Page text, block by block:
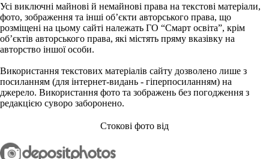
Усі виключні майнові й немайнові права на текстові матеріали,
фото, зображення та інші об’єкти авторського права, що
розміщені на цьому сайті належать ГО “Смарт освіта”, крім
об’єктів авторського права, які містять пряму вказівку на
авторство іншої особи.
Використання текстових матеріалів сайту дозволено лише з
посиланням (для інтернет-видань - гіперпосиланням) на
джерело. Використання фото та зображень без погодження з
редакцією суворо заборонено.
Стокові фото від